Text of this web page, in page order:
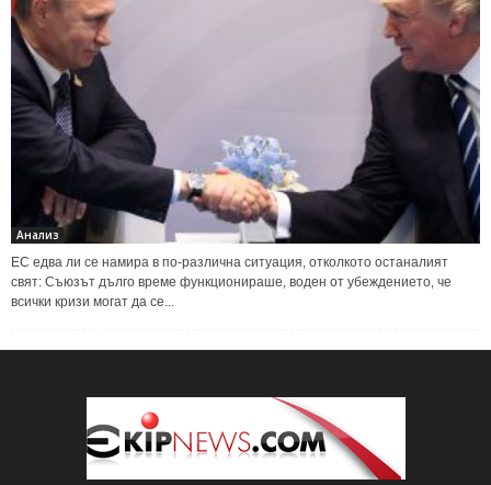
Анализ
ЕС едва ли се намира в по-различна ситуация, отколкото останалият
свят: Съюзът дълго време функционираше, воден от убеждението, че
всички кризи могат да се...